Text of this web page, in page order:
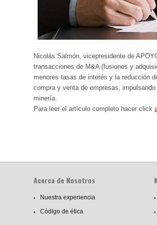
Nicolás Salmón, vicepresidente de
transacciones de M&A (fusiones y
menores tasas de interés y la reducción
compra y venta de empresas,
minería.
Para leer el artículo completo hacer click
Acerca de Nosotros
Nuestra experiencia
Código de ética